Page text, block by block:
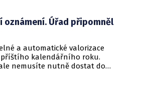
oznámení. Úřad připomněl
a automatické valorizace
příštího kalendářního roku.
nemusíte nutně dostat do